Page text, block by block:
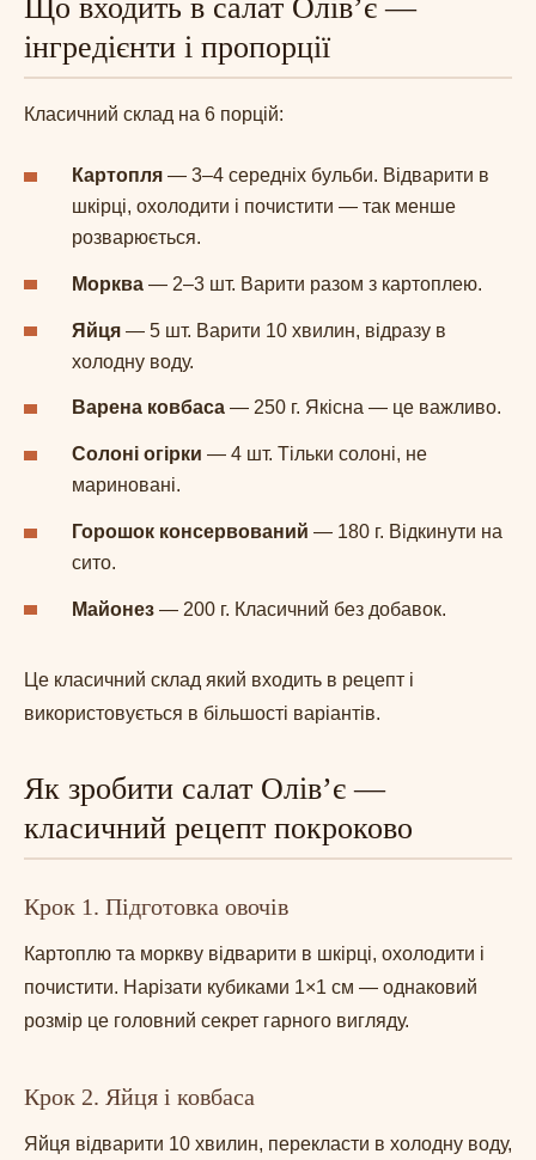
Що входить в салат Олів’є —
інгредієнти і пропорції
Класичний склад на 6 порцій:
Картопля — 3–4 середніх бульби. Відварити в
шкірці, охолодити і почистити — так менше
розварюється.
Морква — 2–3 шт. Варити разом з картоплею.
Яйця — 5 шт. Варити 10 хвилин, відразу в
холодну воду.
Варена ковбаса — 250 г. Якісна — це важливо.
Солоні огірки — 4 шт. Тільки солоні, не
мариновані.
Горошок консервований — 180 г. Відкинути на
сито.
Майонез — 200 г. Класичний без добавок.
Це класичний склад який входить в рецепт і
використовується в більшості варіантів.
Як зробити салат Олів’є —
класичний рецепт покроково
Крок 1. Підготовка овочів
Картоплю та моркву відварити в шкірці, охолодити і
почистити. Нарізати кубиками 1×1 см — однаковий
розмір це головний секрет гарного вигляду.
Крок 2. Яйця і ковбаса
Яйця відварити 10 хвилин, перекласти в холодну воду,